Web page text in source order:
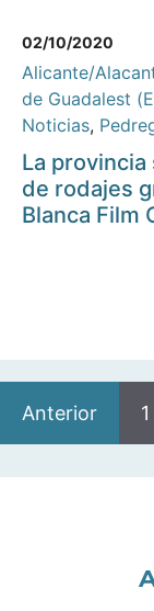
02/10/2020
Alicante/
de Guadalest
Noticias,
La
de rodajes
Blanca Film
Anterior 1